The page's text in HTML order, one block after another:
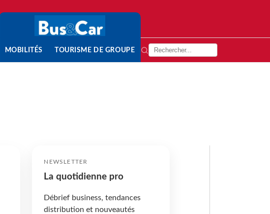
MOBILITÉS TOURISME DE GROUPE
NEWSLETTER
La quotidienne pro
Débrief business, tendances
distribution et nouveautés